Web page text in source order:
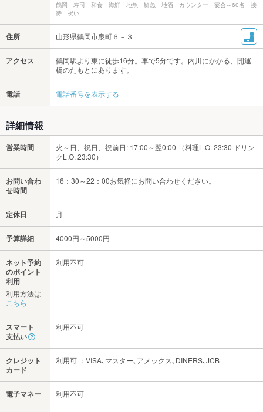
鶴岡 寿司 和食 海鮮 地魚 鮮魚 地酒 カウンター 宴会～60名 接
待 祝い
住所 山形県鶴岡市泉町６－３
アクセス
鶴岡駅より東に徒歩16分。車で5分です。内川にかかる、開運
橋のたもとにあります。
電話 電話番号を表示する
詳細情報
営業時間
火～日、祝日、祝前日: 17:00～翌0:00 （料理L.O. 23:30 ドリン
クL.O. 23:30）
お問い合わ
せ時間
16：30～22：00お気軽にお問い合わせください。
定休日 月
予算詳細 4000円～5000円
ネット予約
のポイント
利用
利用方法は
こちら
利用不可
スマート
支払い
利用不可
クレジット
カード
利用可 ：VISA､マスター､アメックス､DINERS､JCB
電子マネー 利用不可